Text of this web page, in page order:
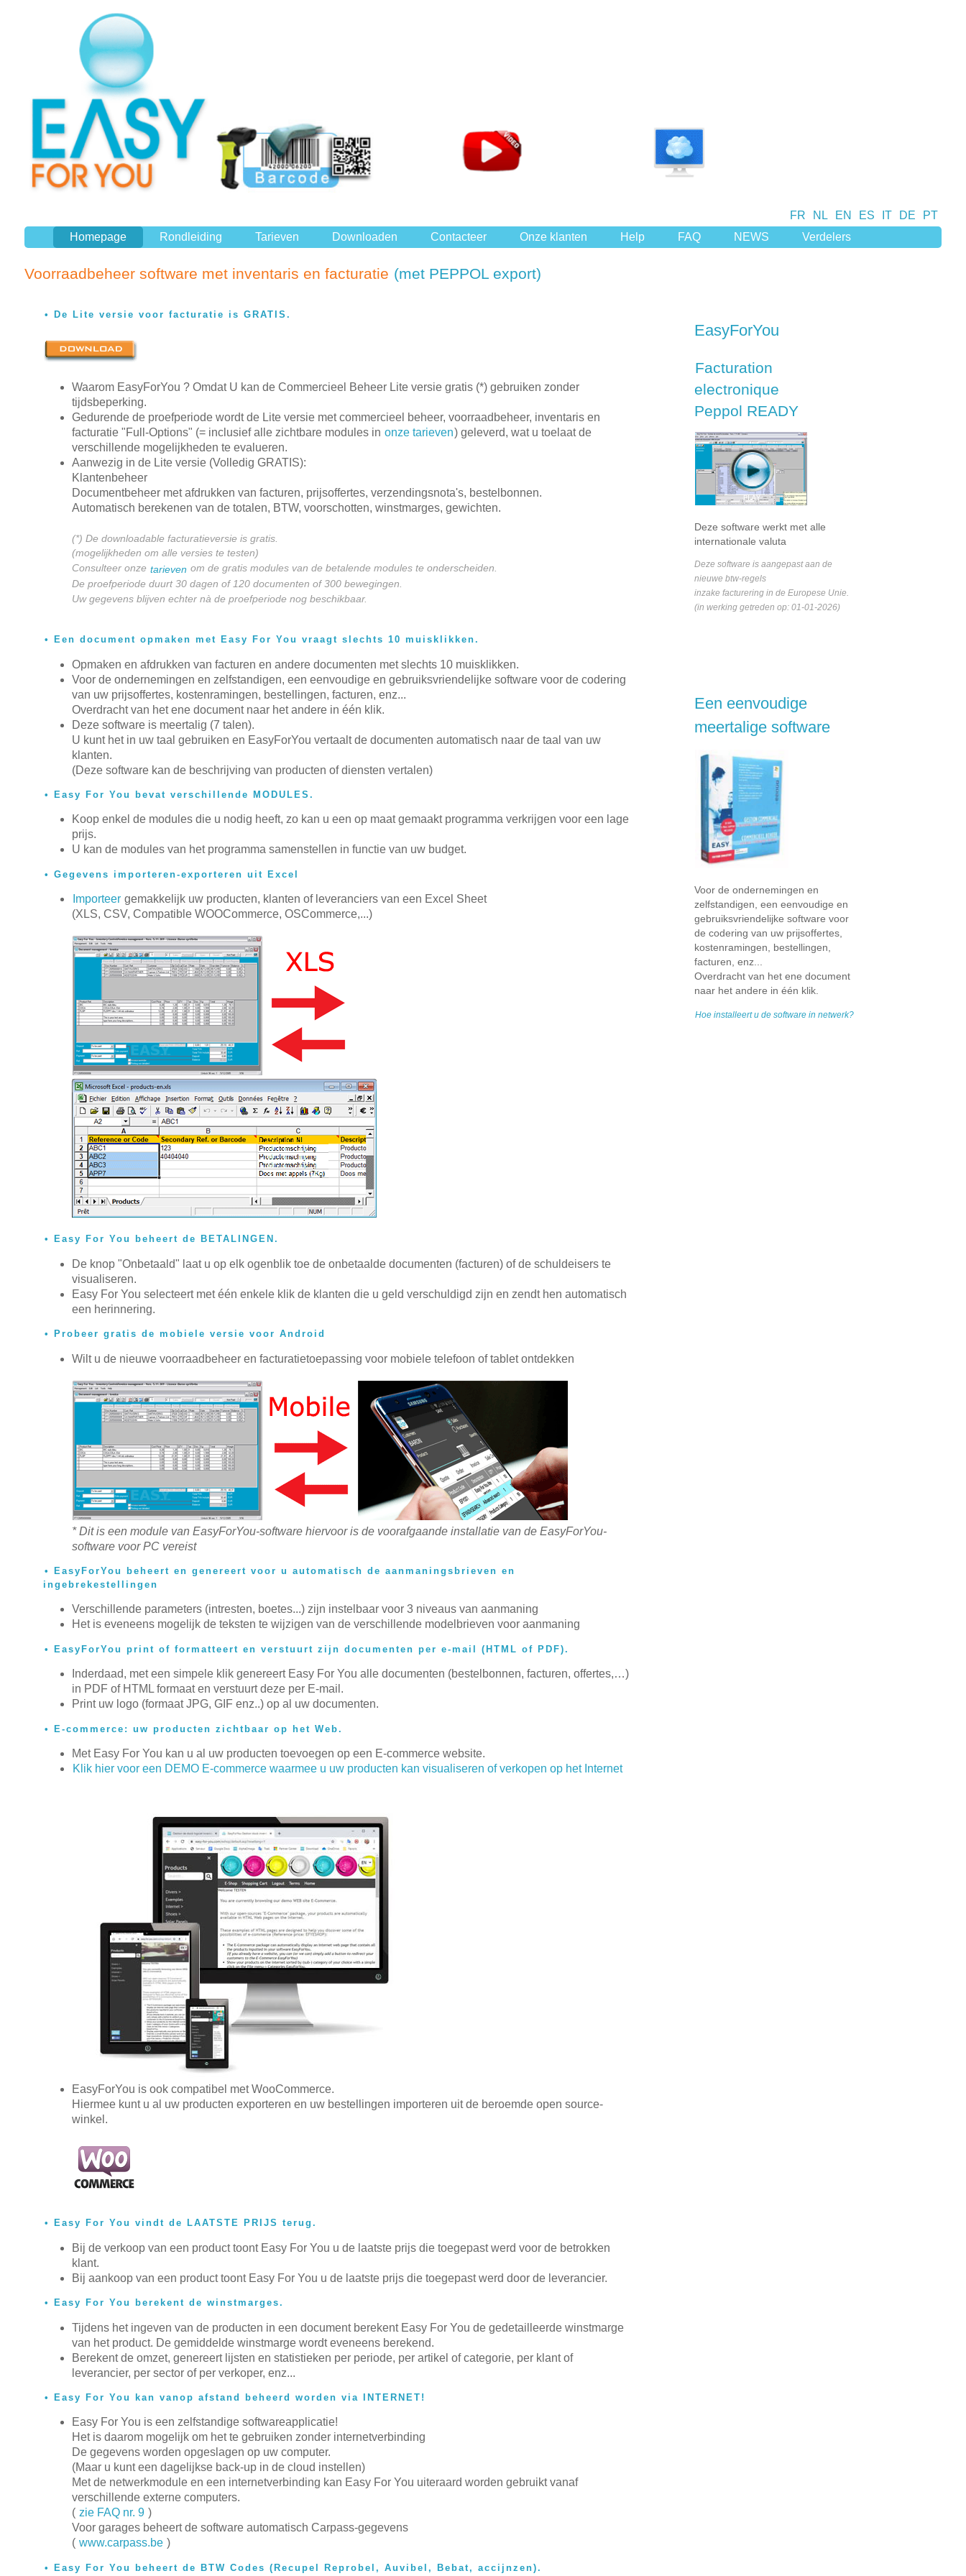
FR NL EN ES IT DE PT
Homepage Rondleiding Tarieven Downloaden Contacteer Onze klanten Help FAQ NEWS Verdelers
Voorraadbeheer software met inventaris en facturatie (met PEPPOL export)
De Lite versie voor facturatie is GRATIS.
Waarom EasyForYou ? Omdat U kan de Commercieel Beheer Lite versie gratis (*) gebruiken zonder
tijdsbeperking.
Gedurende de proefperiode wordt de Lite versie met commercieel beheer, voorraadbeheer, inventaris en
facturatie "Full-Options" (= inclusief alle zichtbare modules in onze tarieven) geleverd, wat u toelaat de
verschillende mogelijkheden te evalueren.
Aanwezig in de Lite versie (Volledig GRATIS):
Klantenbeheer
Documentbeheer met afdrukken van facturen, prijsoffertes, verzendingsnota's, bestelbonnen.
Automatisch berekenen van de totalen, BTW, voorschotten, winstmarges, gewichten.
(*) De downloadable facturatieversie is gratis.
(mogelijkheden om alle versies te testen)
Consulteer onze tarieven om de gratis modules van de betalende modules te onderscheiden.
De proefperiode duurt 30 dagen of 120 documenten of 300 bewegingen.
Uw gegevens blijven echter nà de proefperiode nog beschikbaar.
Een document opmaken met Easy For You vraagt slechts 10 muisklikken.
Opmaken en afdrukken van facturen en andere documenten met slechts 10 muisklikken.
Voor de ondernemingen en zelfstandigen, een eenvoudige en gebruiksvriendelijke software voor de codering
van uw prijsoffertes, kostenramingen, bestellingen, facturen, enz...
Overdracht van het ene document naar het andere in één klik.
Deze software is meertalig (7 talen).
U kunt het in uw taal gebruiken en EasyForYou vertaalt de documenten automatisch naar de taal van uw
klanten.
(Deze software kan de beschrijving van producten of diensten vertalen)
Easy For You bevat verschillende MODULES.
Koop enkel de modules die u nodig heeft, zo kan u een op maat gemaakt programma verkrijgen voor een lage
prijs.
U kan de modules van het programma samenstellen in functie van uw budget.
Gegevens importeren-exporteren uit Excel
Importeer gemakkelijk uw producten, klanten of leveranciers van een Excel Sheet
(XLS, CSV, Compatible WOOCommerce, OSCommerce,...)
Easy For You beheert de BETALINGEN.
De knop "Onbetaald" laat u op elk ogenblik toe de onbetaalde documenten (facturen) of de schuldeisers te
visualiseren.
Easy For You selecteert met één enkele klik de klanten die u geld verschuldigd zijn en zendt hen automatisch
een herinnering.
Probeer gratis de mobiele versie voor Android
Wilt u de nieuwe voorraadbeheer en facturatietoepassing voor mobiele telefoon of tablet ontdekken
* Dit is een module van EasyForYou-software hiervoor is de voorafgaande installatie van de EasyForYou-
software voor PC vereist
EasyForYou beheert en genereert voor u automatisch de aanmaningsbrieven en
ingebrekestellingen
Verschillende parameters (intresten, boetes...) zijn instelbaar voor 3 niveaus van aanmaning
Het is eveneens mogelijk de teksten te wijzigen van de verschillende modelbrieven voor aanmaning
EasyForYou print of formatteert en verstuurt zijn documenten per e-mail (HTML of PDF).
Inderdaad, met een simpele klik genereert Easy For You alle documenten (bestelbonnen, facturen, offertes,…)
in PDF of HTML formaat en verstuurt deze per E-mail.
Print uw logo (formaat JPG, GIF enz..) op al uw documenten.
E-commerce: uw producten zichtbaar op het Web.
Met Easy For You kan u al uw producten toevoegen op een E-commerce website.
Klik hier voor een DEMO E-commerce waarmee u uw producten kan visualiseren of verkopen op het Internet
EasyForYou is ook compatibel met WooCommerce.
Hiermee kunt u al uw producten exporteren en uw bestellingen importeren uit de beroemde open source-
winkel.
Easy For You vindt de LAATSTE PRIJS terug.
Bij de verkoop van een product toont Easy For You u de laatste prijs die toegepast werd voor de betrokken
klant.
Bij aankoop van een product toont Easy For You u de laatste prijs die toegepast werd door de leverancier.
Easy For You berekent de winstmarges.
Tijdens het ingeven van de producten in een document berekent Easy For You de gedetailleerde winstmarge
van het product. De gemiddelde winstmarge wordt eveneens berekend.
Berekent de omzet, genereert lijsten en statistieken per periode, per artikel of categorie, per klant of
leverancier, per sector of per verkoper, enz...
Easy For You kan vanop afstand beheerd worden via INTERNET!
Easy For You is een zelfstandige softwareapplicatie!
Het is daarom mogelijk om het te gebruiken zonder internetverbinding
De gegevens worden opgeslagen op uw computer.
(Maar u kunt een dagelijkse back-up in de cloud instellen)
Met de netwerkmodule en een internetverbinding kan Easy For You uiteraard worden gebruikt vanaf
verschillende externe computers.
( zie FAQ nr. 9 )
Voor garages beheert de software automatisch Carpass-gegevens
( www.carpass.be )
Easy For You beheert de BTW Codes (Recupel Reprobel, Auvibel, Bebat, accijnzen).
EasyForYou
Facturation
electronique
Peppol READY
Deze software werkt met alle
internationale valuta
Deze software is aangepast aan de
nieuwe btw-regels
inzake facturering in de Europese Unie.
(in werking getreden op: 01-01-2026)
Een eenvoudige
meertalige software
Voor de ondernemingen en
zelfstandigen, een eenvoudige en
gebruiksvriendelijke software voor
de codering van uw prijsoffertes,
kostenramingen, bestellingen,
facturen, enz...
Overdracht van het ene document
naar het andere in één klik.
Hoe installeert u de software in netwerk?